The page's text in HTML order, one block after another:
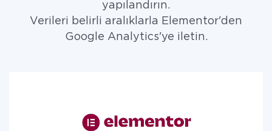
yapılandırın.
Verileri belirli aralıklarla Elementor'den
Google Analytics'ye iletin.